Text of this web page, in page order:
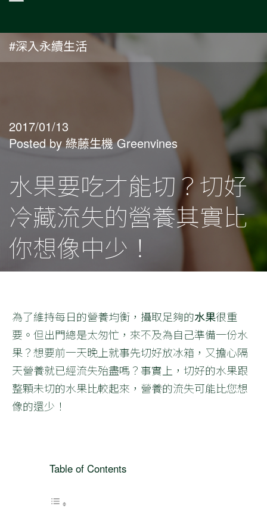
2017/01/13
Posted by 綠藤生機 Greenvines
#深入永續生活
水果要吃才能切？切好
冷藏流失的營養其實比
你想像中少！
為了維持每日的營養均衡，攝取足夠的水果很重
要。但出門總是太匆忙，來不及為自己準備一份水
果？想要前一天晚上就事先切好放冰箱，又擔心隔
天營養就已經流失殆盡嗎？事實上，切好的水果跟
整顆未切的水果比較起來，營養的流失可能比您想
像的還少！
Table of Contents